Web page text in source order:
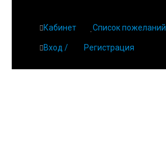
Кабинет Список пожеланий
Вход / Регистрация